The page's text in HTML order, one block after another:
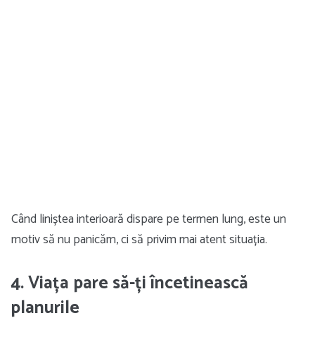
Când liniștea interioară dispare pe termen lung, este un
motiv să nu panicăm, ci să privim mai atent situația.
4. Viața pare să-ți încetinească
planurile